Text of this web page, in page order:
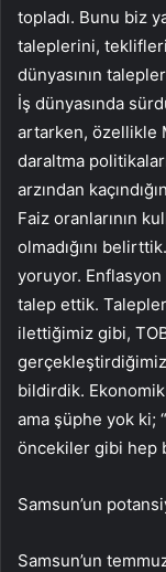
topladı. Bunu biz
taleplerini,
dünyasının
İş dünyasında
artarken, özellikle
daraltma
arzından
Faiz oranlarının
olmadığını
yoruyor.
talep ettik.
ilettiğimiz gibi,
gerçekleştirdiğimiz
bildirdik.
ama şüphe yok ki;
öncekiler gibi hep
Samsun’un
Samsun’un